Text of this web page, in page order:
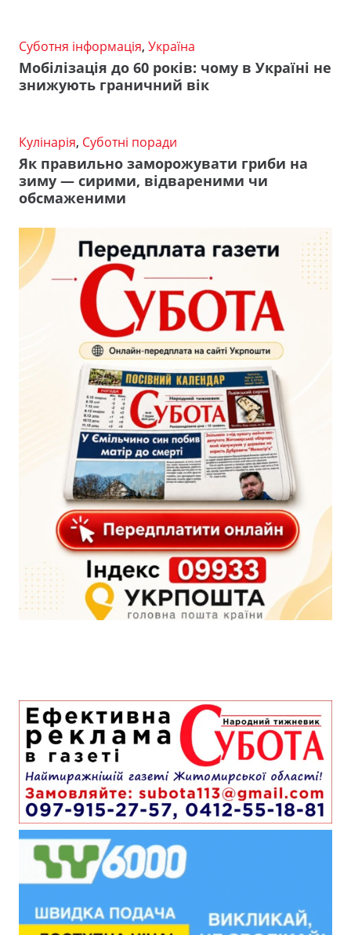
Суботня інформація, Україна
Мобілізація до 60 років: чому в Україні не
знижують граничний вік
Кулінарія, Суботні поради
Як правильно заморожувати гриби на
зиму — сирими, відвареними чи
обсмаженими